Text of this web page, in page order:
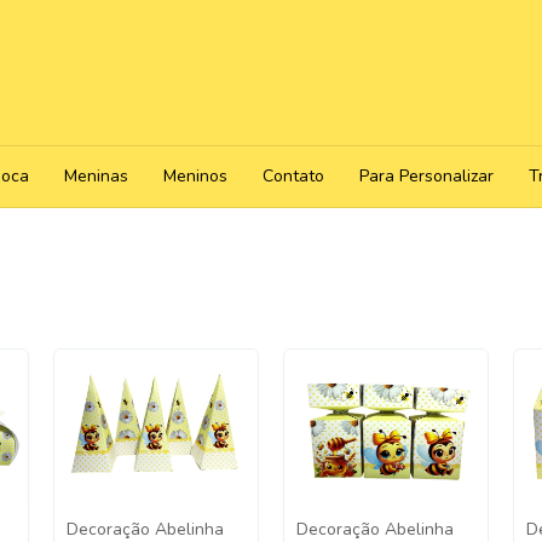
Meninas Meninos Contato Para Personalizar
Decoração Abelinha
Decoração Abelinha